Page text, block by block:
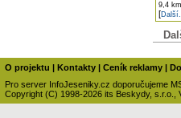
9,4 km
[
O projektu | Kontakty | Ceník reklamy |
Pro server InfoJeseniky.cz doporučujeme
Copyright (C) 1998-2026 its Beskydy,